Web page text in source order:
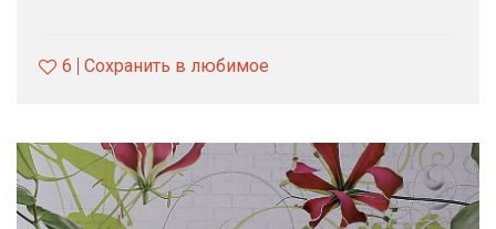
6 Сохранить в любимое